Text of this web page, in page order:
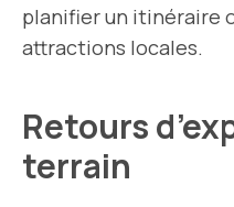
planifier un itinéraire
attractions locales.
Retours
terrain